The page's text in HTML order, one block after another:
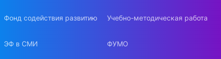
Фонд содействия развитию
ЭФ в СМИ
Учебно-методическая работа
ФУМО